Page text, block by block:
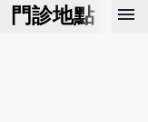
門診地點 預
menu